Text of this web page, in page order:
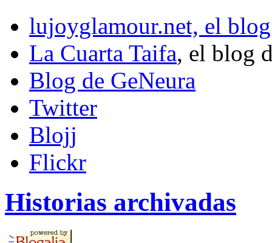
lujoyglamour.net, el
La Cuarta Taifa, el blog
Blog de GeNeura
Twitter
Blojj
Flickr
Historias archivadas